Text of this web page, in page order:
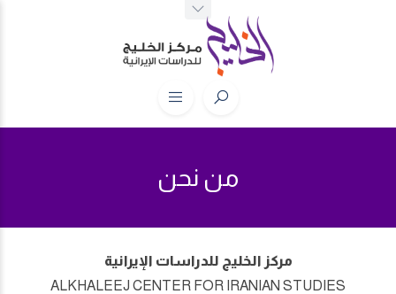
من نحن
مركز الخليج للدراسات الإيرانية
ALKHALEEJ CENTER FOR IRANIAN STUDIES